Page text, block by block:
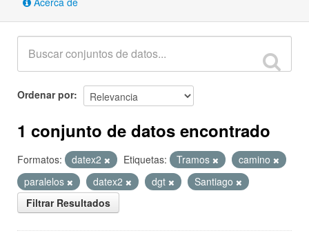
Ordenar por
1 conjunto de datos encontrado
Formatos: datex2 Etiquetas: Tramos
camino
paralelos
datex2 dgt
Santiago
Filtrar Resultados